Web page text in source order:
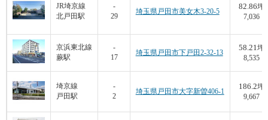
JR埼京線
北戸田駅
-
29
埼玉県戸田市美女木3-20-5
82.86坪
7,036
京浜東北線
蕨駅
-
17
埼玉県戸田市下戸田2-32-13
58.21坪
8,535
埼京線
戸田駅
-
2
埼玉県戸田市大字新曽406-1
186.2坪
9,667